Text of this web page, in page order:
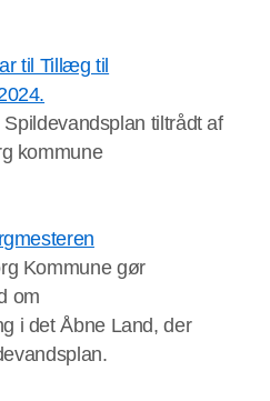
til Tillæg til
tiltrådt af
kommune
Kommune gør
om
i det Åbne Land, der